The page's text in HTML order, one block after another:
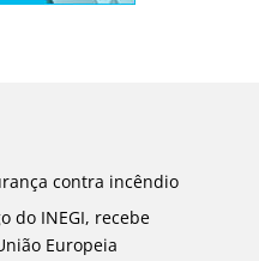
contra incêndio
do INEGI, recebe
Europeia